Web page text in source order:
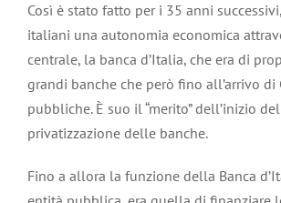
Così è stato fatto per i 35 anni
italiani una autonomia economica
centrale, la banca d’Italia, che era di
grandi banche che però fino all’arrivo di
pubbliche. È suo il “merito” dell’inizio
privatizzazione delle banche.
Fino a allora la funzione della Banca